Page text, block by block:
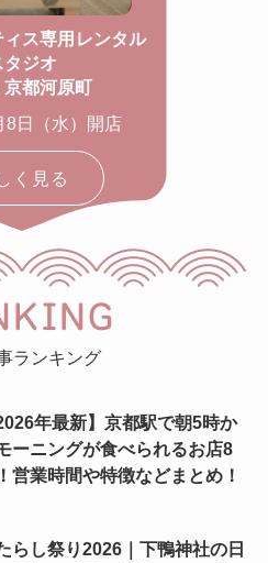
ス専用レンタル
タジオ
都河原町
8日（水）開店
く見る
ランキング
2026年最新】京都駅で朝5時か
ーニングが食べられるお店8
営業時間や特徴などまとめ！
らし祭り2026｜下鴨神社の日